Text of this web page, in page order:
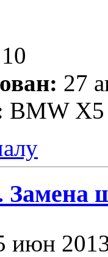
10
27
BMW X5
Замена
июн